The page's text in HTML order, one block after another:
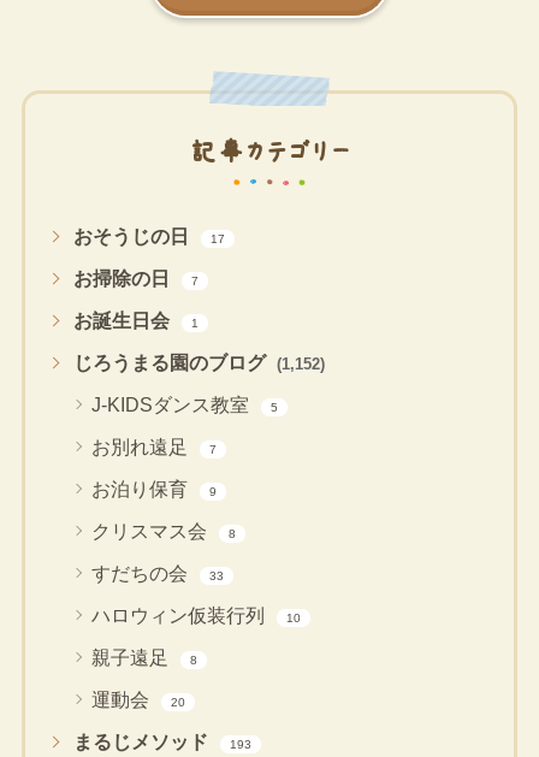
記事カテゴリー
おそうじの日 17
お掃除の日 7
お誕生日会 1
じろうまる園のブログ (1,152)
J-KIDSダンス教室 5
お別れ遠足 7
お泊り保育 9
クリスマス会 8
すだちの会 33
ハロウィン仮装行列 10
親子遠足 8
運動会 20
まるじメソッド 193